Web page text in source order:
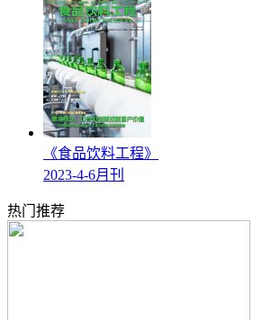
《食品饮料工程》
2023-4-6月刊
热门推荐